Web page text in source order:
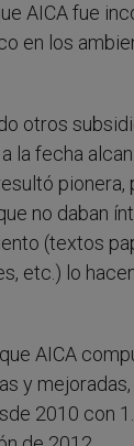
AICA fue
en los
otros
la fecha
pionera,
no daban
(textos
etc.) lo
AICA
y mejoradas,
2010 con